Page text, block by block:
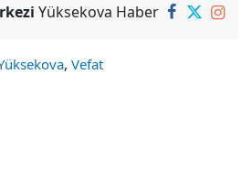
Yüksekova Haber
, Vefat